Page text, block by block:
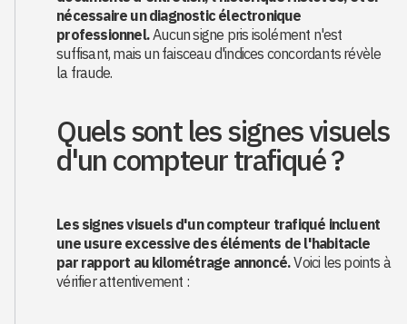
nécessaire un diagnostic électronique
professionnel.Aucun signe pris isolément n'est
suffisant, mais un faisceau d'indices concordants révèle
la fraude.
Quels sont les signes visuels
d'un compteur trafiqué ?
Les signes visuels d'un compteur trafiqué incluent
une usure excessive des éléments de l'habitacle
par rapport au kilométrage annoncé.Voici les points à
vérifier attentivement :